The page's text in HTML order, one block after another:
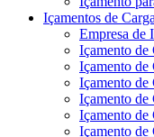
Içamentos de
Empresa de
Içamento de
Içamento de
Içamento de
Içamento de
Içamento de
Içamento de